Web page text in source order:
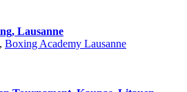
Lausanne
, Boxing Academy Lausanne